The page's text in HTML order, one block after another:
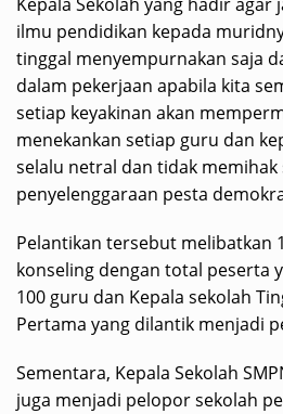
ilmu pendidikan kepada
tinggal menyempurnakan saja
dalam pekerjaan apabila kita
setiap keyakinan akan
menekankan setiap guru dan
selalu netral dan tidak memihak
penyelenggaraan pesta
Pelantikan tersebut melibatkan
konseling dengan total peserta
100 guru dan Kepala sekolah
Pertama yang dilantik menjadi
Sementara, Kepala Sekolah
juga menjadi pelopor sekolah